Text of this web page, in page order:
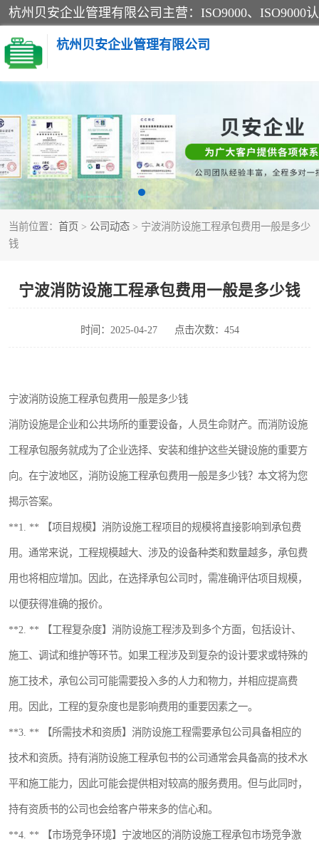
杭州贝安企业管理有限公司
当前位置： 首页 > 公司动态 > 宁波消防设施工程承包费用一般是多少
钱
宁波消防设施工程承包费用一般是多少钱
时间：2025-04-27 点击次数：454
宁波消防设施工程承包费用一般是多少钱
消防设施是企业和公共场所的重要设备，人员生命财产。而消防设施
工程承包服务就成为了企业选择、安装和维护这些关键设施的重要方
向。在宁波地区，消防设施工程承包费用一般是多少钱？本文将为您
揭示答案。
**1. ** 【项目规模】消防设施工程项目的规模将直接影响到承包费
用。通常来说，工程规模越大、涉及的设备种类和数量越多，承包费
用也将相应增加。因此，在选择承包公司时，需准确评估项目规模，
以便获得准确的报价。
**2. ** 【工程复杂度】消防设施工程涉及到多个方面，包括设计、
施工、调试和维护等环节。如果工程涉及到复杂的设计要求或特殊的
施工技术，承包公司可能需要投入多的人力和物力，并相应提高费
用。因此，工程的复杂度也是影响费用的重要因素之一。
**3. ** 【所需技术和资质】消防设施工程需要承包公司具备相应的
技术和资质。持有消防设施工程承包书的公司通常会具备高的技术水
平和施工能力，因此可能会提供相对较高的服务费用。但与此同时，
持有资质书的公司也会给客户带来多的信心和。
**4. ** 【市场竞争环境】宁波地区的消防设施工程承包市场竞争激
CE认证
SA认证
OHSAS18001认证
45001认证